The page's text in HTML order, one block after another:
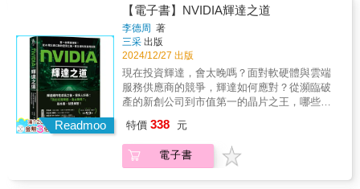
像，唯一始終抱持信心的人，只有李文波。他
讓福斯在美、日、法等多國車廠的角力中脫穎
而出。李文波的角色之所以關鍵，在於他不只
懂汽車工程，熟習福斯公司的文化，更懂中
國，有他串接中國官員的言外之意與德國工業
的實事求是，才使得一切變得可能。 作者李
德輝寫下父親不尋常的人生經歷，作為德國駐
北京長達九年的資深記者，他也寫出他對近年
中國變化的觀察，以批判的角度道出中國幾波
的考驗和壓力，以及對西方當前困局的反
思。 這本與大時代緊密連結的家族回憶錄，
故事飽滿，耐人尋味。出版後立即在德國引起
中一人自稱是中國的機械工業部部長
&hellip;&hellip;& 全廠唯一會講中文的工程師
李文波被推了出來。 李文波，一九三六年出
生於南京，十二歲隨著戰亂逃至台灣，靠著一
對教師夫婦和腳踏車店老闆的收留度過年少時
期，更在那段日子啟蒙了對機械的高度興趣。
後來他到德國完成學業並獲得博士學位，落地
一個看似平凡的下午，車廠來自遠方的訪客，
卻意外使他的人生岔向完全不同的道路，最終
促成了這間保守的德國企業前進當時連柏油路
輝達意外崛起到立於科技界顛峰，並有力證明
了創辦人黃仁勳名列史上偉大的CEO之林。」
――《晶片戰爭》作者克里斯．米勒 《輝達之
道》講述了晶片設計巨頭Nvidia的發展歷程
&mdash;&mdash;從1993年成立、1999年上
市，到2024年成為全球最有價值的公司之一，
市值3.5兆美元（繼蘋果後第二家市值突破3.5
兆），股價漲幅逾300倍&mdash;&mdash;解釋
了由創辦人及CEO黃仁勳所帶領的企業文化，
達，憑什麼崛起，做了哪些事？】 台灣囝仔、
從小移民的黃仁勳，青少年時期打乒乓球就不
服輸，連打工端咖啡都要拼第一。奧勒岡州立
Readmoo
【電子書】NVIDIA輝達之道
李德周 著
三采 出版
2024/12/27 出版
現在投資輝達，會太晚嗎？面對軟硬體與雲端
服務供應商的競爭，輝達如何應對？從瀕臨破
產的新創公司到市值第一的晶片之王，哪些決
哪些項目、是否值得關注？晶片之戰下，輝達
的時代能否持續？&科技投資分析師、矽谷特派
記者&李德周統整全球投資專家預測，全面解讀
特價 338 元
電子書